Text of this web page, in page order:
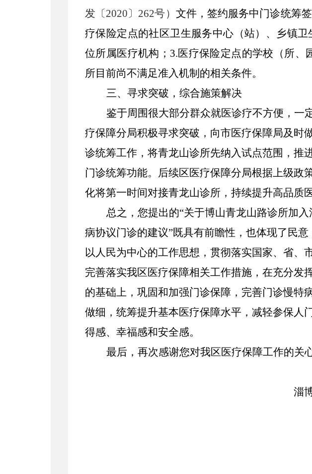
发〔2020〕 262号） 文件，签约服务中门诊统筹
疗保险定点的社区卫生服务中心（站）、乡镇
位所属医疗机构；3.医疗保险定点的学校（所、
所目前尚不满足准入机制的相关条件。
三、 寻求突破，综合施策解决
鉴于周围很大部分群众就医诊疗不方便，一
疗保障分局积极寻求突破，向市医疗保障局及时
诊统筹工作，将青龙山诊所先纳入试点范围，推
门诊统筹功能。
后续区医疗保障分局根据上级政
化将第一时间对接青龙山诊所，持续提升高品质
总之，您提出的“关于博山青龙山路诊所加
病协议门诊的建议”既具有前瞻性，也体现了民
以人民为中心的工作思想，贯彻落实国家、省、
完善落实我区医疗保障相关工作措施，在充分发
的基础上，巩固和加强门诊保障，完善门诊慢特
做细，统筹提升基本医疗保障水平，减轻参保人
得感、幸福感和安全感。
最后，再次感谢您对我区医疗保障工作的关
淄博市医疗